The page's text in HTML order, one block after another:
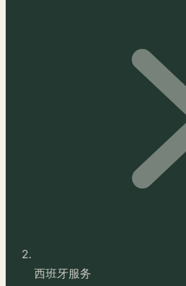
西班牙服务